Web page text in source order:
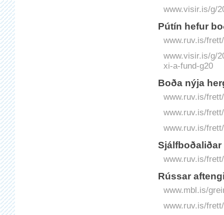
www.visir.is/g/
Pútín hefur
www.ruv.is/
www.visir.is/g/
xi-a-fund-g20
Boða nýja
www.ruv.is/
www.ruv.is/
www.ruv.is/
www.ruv.is/
Rússar
www.mbl.is/
www.ruv.is/